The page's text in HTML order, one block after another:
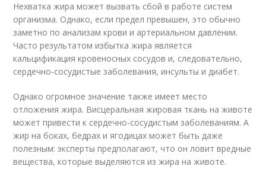
Нехватка жира может вызвать сбой в работе систем
организма. Однако, если предел превышен, это обычно
заметно по анализам крови и артериальном давлении.
Часто результатом избытка жира является
кальцификация кровеносных сосудов и, следовательно,
сердечно-сосудистые заболевания, инсульты и диабет.
Однако огромное значение также имеет место
отложения жира. Висцеральная жировая ткань на животе
может привести к сердечно-сосудистым заболеваниям. А
жир на боках, бедрах и ягодицах может быть даже
полезным: эксперты предполагают, что он ловит вредные
вещества, которые выделяются из жира на животе.